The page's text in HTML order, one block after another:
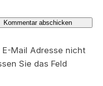
Mail Adresse nicht
Sie das Feld